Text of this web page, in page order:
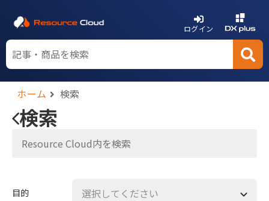
ログイン
ホーム 検索
検索
目的 選択してください